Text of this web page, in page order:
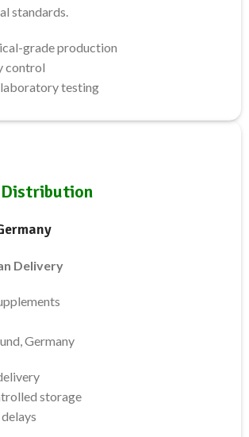
standards.
grade production
control
testing
Distribution
Delivery
Germany
storage